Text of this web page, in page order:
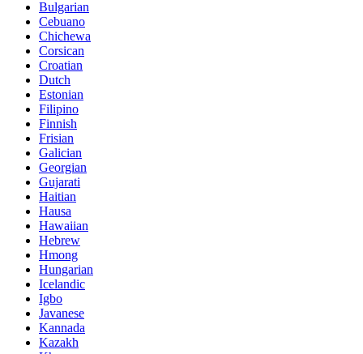
Bulgarian
Cebuano
Chichewa
Corsican
Croatian
Dutch
Estonian
Filipino
Finnish
Frisian
Galician
Georgian
Gujarati
Haitian
Hausa
Hawaiian
Hebrew
Hmong
Hungarian
Icelandic
Igbo
Javanese
Kannada
Kazakh